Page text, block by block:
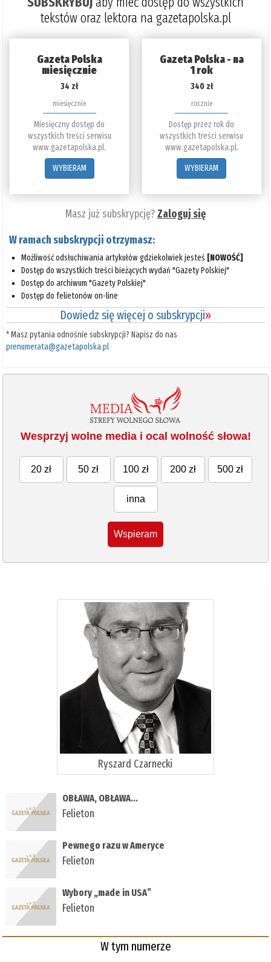
tekstów oraz lektora na gazetapolska.pl
Gazeta Polska
miesięcznie
34 zł
miesięcznie
Miesięczny dostęp do
wszystkich treści serwisu
www.gazetapolska.pl.
WYBIERAM
Gazeta Polska - na
1 rok
340 zł
rocznie
Dostęp przez rok do
wszystkich treści serwisu
www.gazetapolska.pl.
WYBIERAM
Masz już subskrypcję?Zaloguj się
W ramach subskrypcji otrzymasz:
Możliwość odsłuchiwania artykułów gdziekolwiek jesteś [NOWOŚĆ]
Dostęp do wszystkich treści bieżących wydań "Gazety Polskiej"
Dostęp do archiwum "Gazety Polskiej"
Dostęp do felietonów on-line
Dowiedz się więcej o subskrypcji»
*Masz pytania odnośnie subskrypcji? Napisz do nas
prenumerata@gazetapolska.pl
Wesprzyj wolne media i ocal wolność słowa!
20 zł 50 zł 100 zł 200 zł 500 zł
inna
Wspieram
Ryszard Czarnecki
OBŁAWA, OBŁAWA...
Felieton
Pewnego razu w Ameryce
Felieton
Wybory „made in USA”
Felieton
W tym numerze